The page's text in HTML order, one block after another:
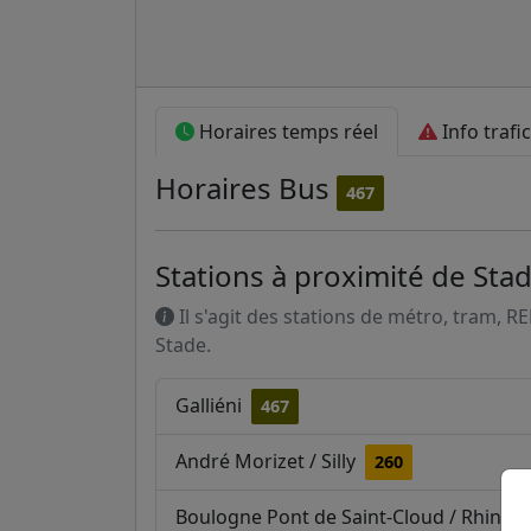
Horaires temps réel Info trafic
Horaires Bus 467
Stations à proximité de
Il s'agit des stations de métro, tram,
Stade.
Galliéni 467
André Morizet / Silly 260
Boulogne Pont de Saint-Cloud / Rhin